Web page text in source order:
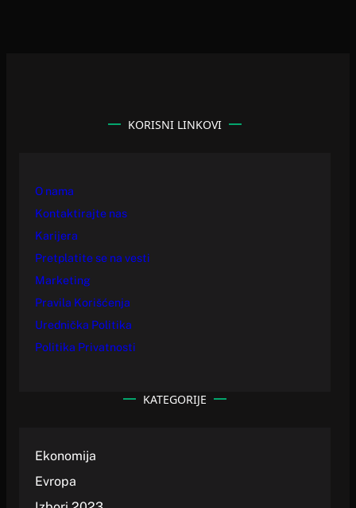
KORISNI LINKOVI
O nama
Kontaktirajte nas
Karijera
Pretplatite se na vesti
Marketing
Pravila Korišćenja
Urednička Politika
Politika Privatnosti
KATEGORIJE
Ekonomija
Evropa